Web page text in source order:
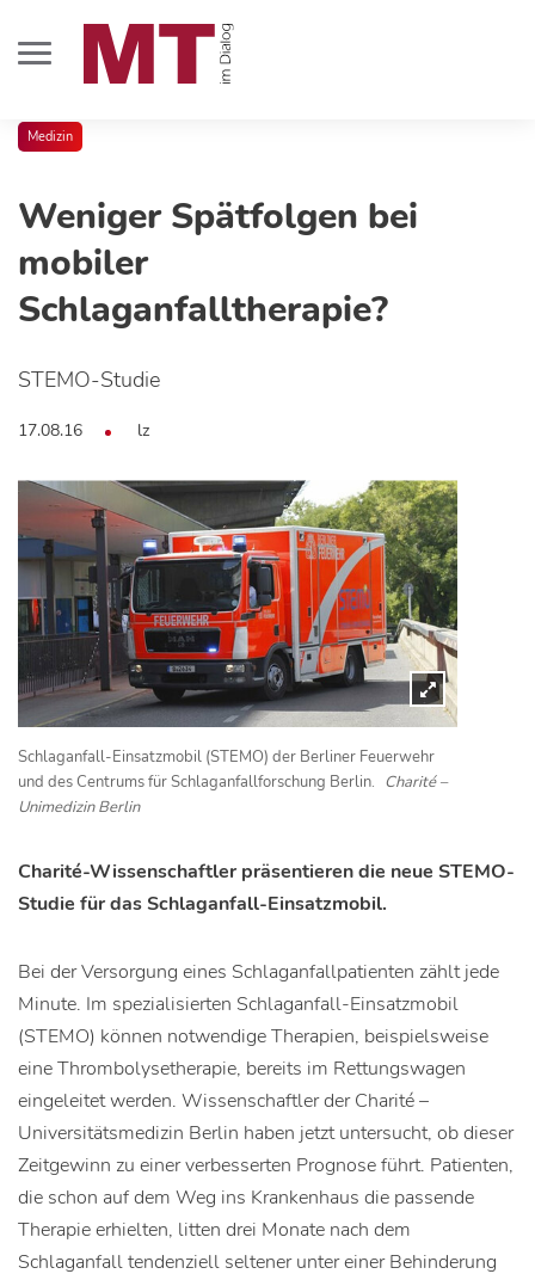
Medizin
Weniger Spätfolgen bei
mobiler
Schlaganfalltherapie?
STEMO-Studie
17.08.16 lz
Schlaganfall-Einsatzmobil (STEMO) der Berliner Feuerwehr
und des Centrums für Schlaganfallforschung Berlin. Charité –
Unimedizin Berlin
Charité-Wissenschaftler präsentieren die neue STEMO-
Studie für das Schlaganfall-Einsatzmobil.
Bei der Versorgung eines Schlaganfallpatienten zählt jede
Minute. Im spezialisierten Schlaganfall-Einsatzmobil
(STEMO) können notwendige Therapien, beispielsweise
eine Thrombolysetherapie, bereits im Rettungswagen
eingeleitet werden. Wissenschaftler der Charité –
Universitätsmedizin Berlin haben jetzt untersucht, ob dieser
Zeitgewinn zu einer verbesserten Prognose führt. Patienten,
die schon auf dem Weg ins Krankenhaus die passende
Therapie erhielten, litten drei Monate nach dem
Schlaganfall tendenziell seltener unter einer Behinderung